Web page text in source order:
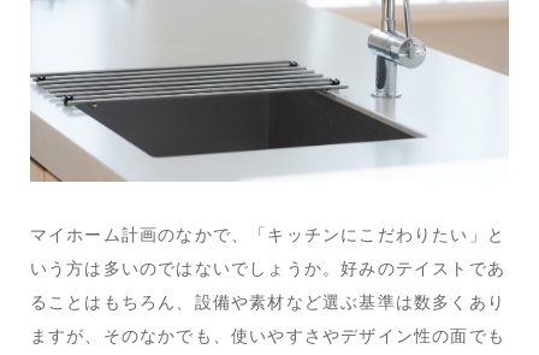
マイホーム計画のなかで、「キッチンにこだわりたい」と
いう方は多いのではないでしょうか。好みのテイストであ
ることはもちろん、設備や素材など選ぶ基準は数多くあり
ますが、そのなかでも、使いやすさやデザイン性の面でも